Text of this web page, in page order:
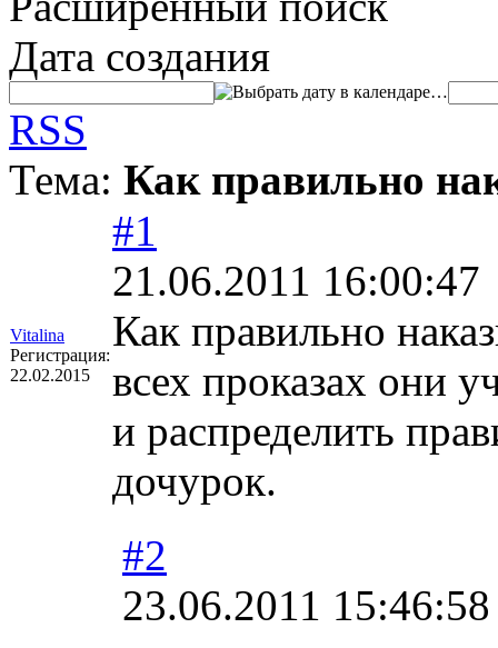
Дата создания
…
RSS
Тема: Как правильно
Vitalina
Регистрация:
22.02.2015
#1
21.06.2011 16:00:47
Как правильно
всех проказах они
и распределить
дочурок.
#2
23.06.2011 15:46:58